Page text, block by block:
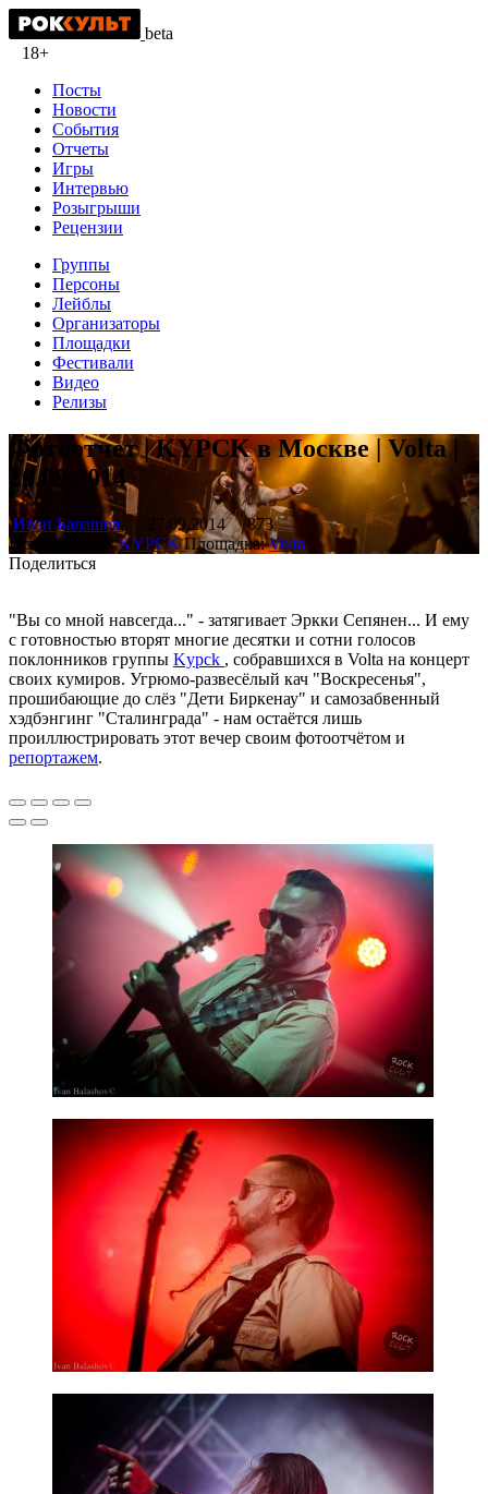
beta
18+
Посты
Новости
События
Отчеты
Игры
Интервью
Розыгрыши
Рецензии
Группы
Персоны
Лейблы
Организаторы
Площадки
Фестивали
Видео
Релизы
Фотоотчет | KYPCK в Москве | Volta |
20.09.2014
Иван Балашов 27.09.2014
873
Исполнители:KYPCKПлощадка:Volta
Поделиться
"Вы со мной навсегда..." - затягивает Эркки Сепянен... И ему
с готовностью вторят многие десятки и сотни голосов
поклонников группы Kypck , собравшихся в Volta на концерт
своих кумиров. Угрюмо-развесёлый кач "Воскресенья",
прошибающие до слёз "Дети Биркенау" и самозабвенный
хэдбэнгинг "Сталинграда" - нам остаётся лишь
проиллюстрировать этот вечер своим фотоотчётом и
репортажем.